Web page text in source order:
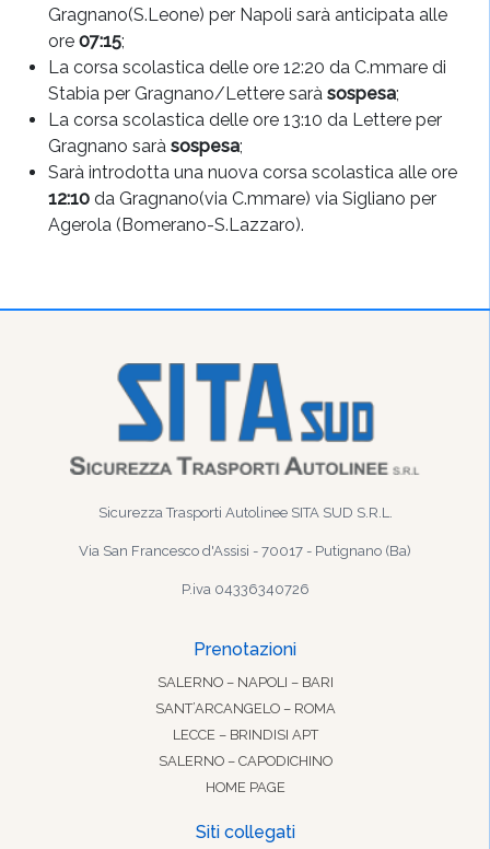
Gragnano(S.Leone) per Napoli sarà anticipata alle
ore 07:15;
La corsa scolastica delle ore 12:20 da C.mmare di
Stabia per Gragnano/Lettere sarà sospesa;
La corsa scolastica delle ore 13:10 da Lettere per
Gragnano sarà sospesa;
Sarà introdotta una nuova corsa scolastica alle ore
12:10 da Gragnano(via C.mmare) via Sigliano per
Agerola (Bomerano-S.Lazzaro).
Sicurezza Trasporti Autolinee SITA SUD S.R.L.
Via San Francesco d'Assisi - 70017 - Putignano (Ba)
P.iva 04336340726
Prenotazioni
SALERNO – NAPOLI – BARI
SANT’ARCANGELO – ROMA
LECCE – BRINDISI APT
SALERNO – CAPODICHINO
HOME PAGE
Siti collegati